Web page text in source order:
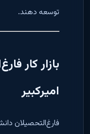
توسعه دهند.
بازار کار
امیرکبیر
فارغ‌التحصیلان